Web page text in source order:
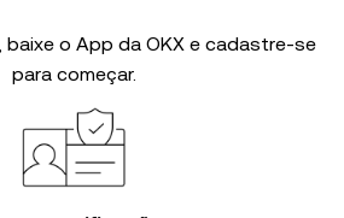
baixe o App da OKX e cadastre-se
para começar.